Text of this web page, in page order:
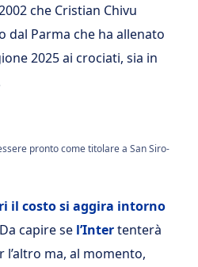
che Cristian Chivu
dal Parma che ha allenato
2025 ai crociati, sia in
pronto come titolare a San Siro-
il costo si aggira intorno
Da capire se l’Intertenterà
l’altro ma, al momento,